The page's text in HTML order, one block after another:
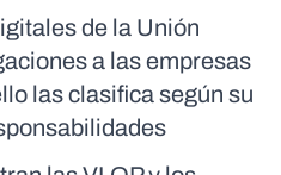
de la Unión
a las empresas
las clasifica según su